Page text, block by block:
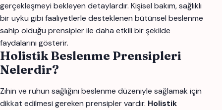
gerçekleşmeyi bekleyen detaylardır. Kişisel bakım, sağlıklı
bir uyku gibi faaliyetlerle desteklenen bütünsel beslenme
sahip olduğu prensipler ile daha etkili bir şekilde
faydalarını gösterir.
Holistik Beslenme Prensipleri
Nelerdir?
Zihin ve ruhun sağlığını beslenme düzeniyle sağlamak için
dikkat edilmesi gereken prensipler vardır. Holistik